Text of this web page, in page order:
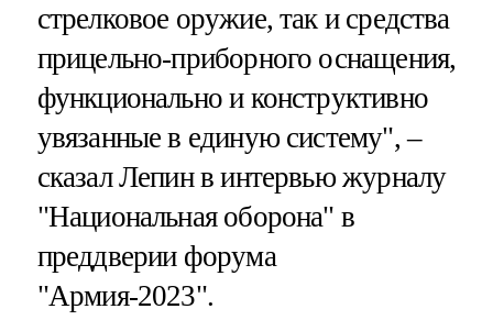
стрелковое оружие, так и средства
прицельно-приборного оснащения,
функционально и конструктивно
увязанные в единую систему", –
сказал Лепин в интервью журналу
"Национальная оборона" в
преддверии форума
"Армия-2023".